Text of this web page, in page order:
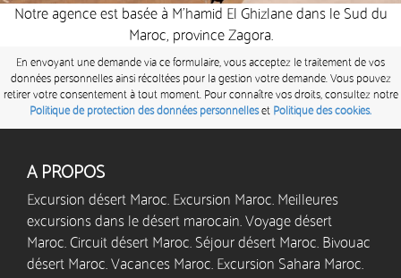
Notre agence est basée à M’hamid El Ghizlane dans le Sud du
Maroc, province Zagora.
En envoyant une demande via ce formulaire, vous acceptez le traitement de vos
données personnelles ainsi récoltées pour la gestion votre demande. Vous pouvez
retirer votre consentement à tout moment. Pour connaître vos droits, consultez notre
Politique de protection des données personnelles et Politique des cookies.
A PROPOS
Excursion désert Maroc. Excursion Maroc. Meilleures
excursions dans le désert marocain. Voyage désert
Maroc. Circuit désert Maroc. Séjour désert Maroc. Bivouac
désert Maroc. Vacances Maroc. Excursion Sahara Maroc.